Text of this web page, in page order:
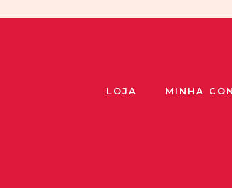
LOJA MINHA